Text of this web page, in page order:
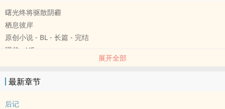
曙光终将驱散阴霾
栖息彼岸
原创小说 - BL - 长篇 - 完结
现代 - HE
在经历过无数次波折后，终会迎来属于他的曙光。
展开全部
最新章节
后记